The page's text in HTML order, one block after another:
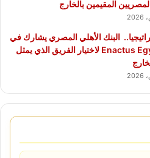
المقيمين بالخارج
البنك الأهلي المصري يشارك في
نهائيات Enactus Egypt لاختيار الفريق الذي يمثل